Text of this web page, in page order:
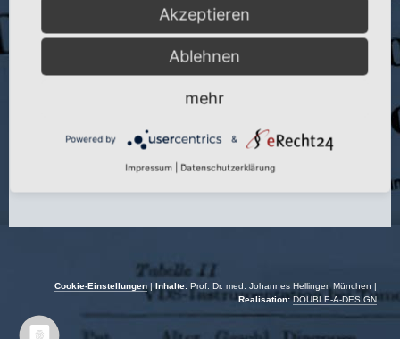
Seite:20–58
Cookie-Einstellungen | Inhalte: Prof. Dr. med. Johannes Hellinger, München |
Realisation: DOUBLE-A-DESIGN
Akzeptieren
Ablehnen
mehr
Powered by &
Impressum Datenschutzerklärung